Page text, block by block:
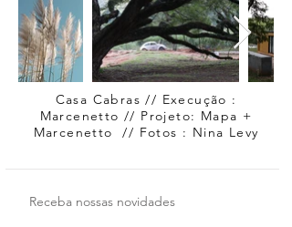
Casa Cabras // Execução :
Marcenetto // Projeto: Mapa +
Marcenetto // Fotos : Nina Levy
Receba nossas novidades